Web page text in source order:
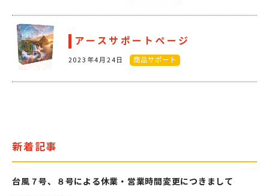
新着記事
台風７号、８号による休業・営業時間変更につきまして
アースサポートページ
2023年4月24日 商品サポート